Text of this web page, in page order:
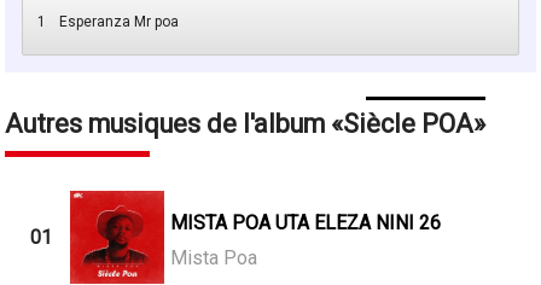
1 Esperanza Mr poa
Autres musiques de l'album Siècle POA
01
MISTA POA UTA ELEZA NINI 26
Mista Poa